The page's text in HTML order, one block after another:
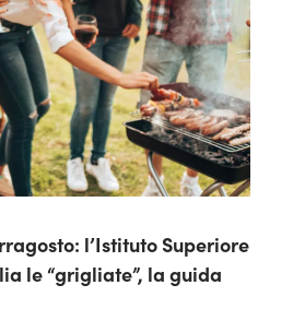
l’Istituto Superiore
le “grigliate”, la guida